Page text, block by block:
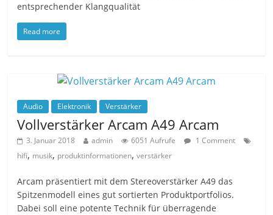
entsprechender Klangqualität
Read more
Audio Elektronik Verstärker
Vollverstärker Arcam A49 Arcam
3. Januar 2018 admin 6051 Aufrufe
1 Comment
hifi, musik, produktinformationen,verstärker
Arcam präsentiert mit dem Stereoverstärker A49 das
Spitzenmodell eines gut sortierten Produktportfolios.
Dabei soll eine potente Technik für überragende